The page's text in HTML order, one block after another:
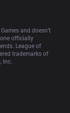
and doesn’t
officially
League of
trademarks of
Inc.